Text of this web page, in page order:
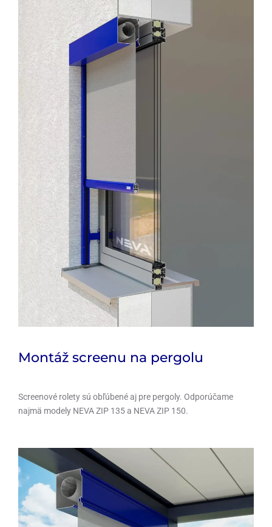
Montáž screenu na pergolu
Screenové rolety sú obľúbené aj pre pergoly. Odporúčame
najmä modely NEVA ZIP 135 a NEVA ZIP 150.